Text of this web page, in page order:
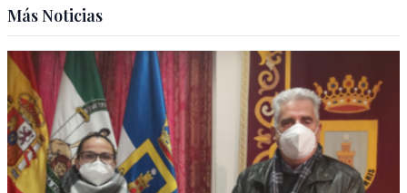
Más Noticias